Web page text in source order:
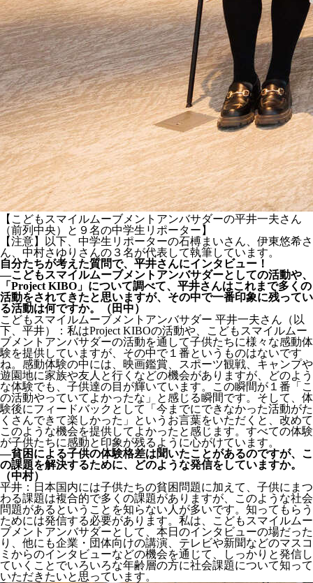
【こどもスマイルムーブメントアンバサダーの平井一夫さん
（前列中央）と９名の中学生リポーター】
【注意】以下、中学生リポーターの石榑まいさん、伊東悠希さ
ん、中村さゆりさんの３名が代表して執筆しています。
自分たちが考えた質問で、平井さんにインタビュー！
―こどもスマイルムーブメントアンバサダーとしての活動や、
「Project KIBO」について調べて、平井さんはこれまで多くの
活動をされてきたと思いますが、その中で一番印象に残ってい
る活動は何ですか。（田中）
こどもスマイルムーブメントアンバサダー 平井一夫さん（以
下、平井）：私はProject KIBOの活動や、こどもスマイルムー
ブメントアンバサダーの活動を通して子供たちに様々な感動体
験を提供していますが、その中で１番というものはないです
ね。感動体験の中には、映画鑑賞、スポーツ観戦、キャンプや
遊園地に家族や友人と行くなどの機会がありますが、どのよう
な体験でも、子供達の目が輝いています。この瞬間が１番「こ
の活動やっていてよかったな」と感じる瞬間です。そして、体
験後にフィードバックとして「今までにできなかった活動がた
くさんできて楽しかった」というお言葉をいただくと、改めて
このような機会を提供してよかったと感じます。すべての体験
が子供たちに感動と印象が残るように心がけています。
―貧困による子供の体験格差は聞いたことがあるのですが、こ
の課題を解決するために、どのような発信をしていますか。
（中村）
平井：日本国内には子供たちの貧困問題に加えて、子供にまつ
わる課題は複合的で多くの課題がありますが、このような社会
問題があるということを知らない人が多いです。知ってもらう
ためには発信する必要があります。私は、こどもスマイルムー
ブメントアンバサダーとして、本日のインタビューの場だった
り、他にも企業・団体向けの講演、テレビや新聞などのマスコ
ミからのインタビューなどの機会を通じて、しっかりと発信し
ていくことでいろいろな年齢層の方に社会課題について知って
いただきたいと思っています。